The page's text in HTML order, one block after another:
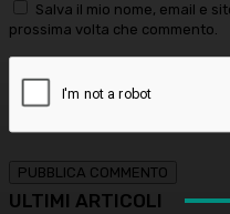
Salva il mio nome, email e
prossima volta che commento.
ULTIMI ARTICOLI